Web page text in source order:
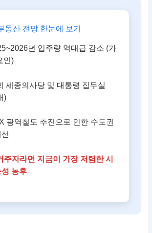
동산 전망 한눈에 보기
년 입주량 역대급 감소 (가
인)
세종의사당 및 대통령 집무실
)
광역철도 추진으로 인한 수도권
주자라면 지금이 가장 저렴한 시
농후